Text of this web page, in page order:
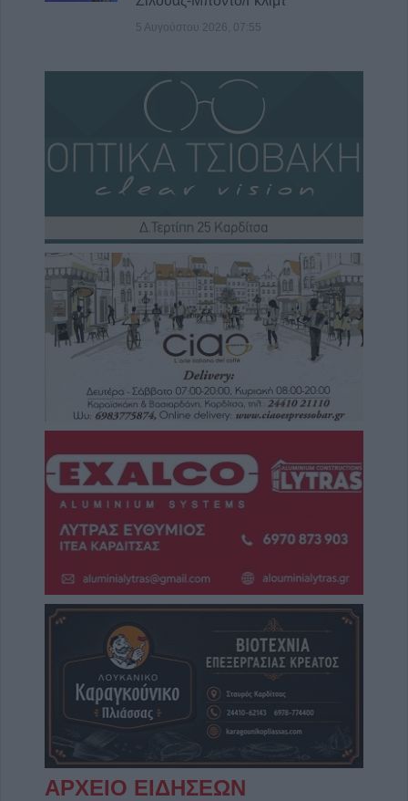
5 Αυγούστου 2026, 07:55
ΑΡΧΕΙΟ ΕΙΔΗΣΕΩΝ